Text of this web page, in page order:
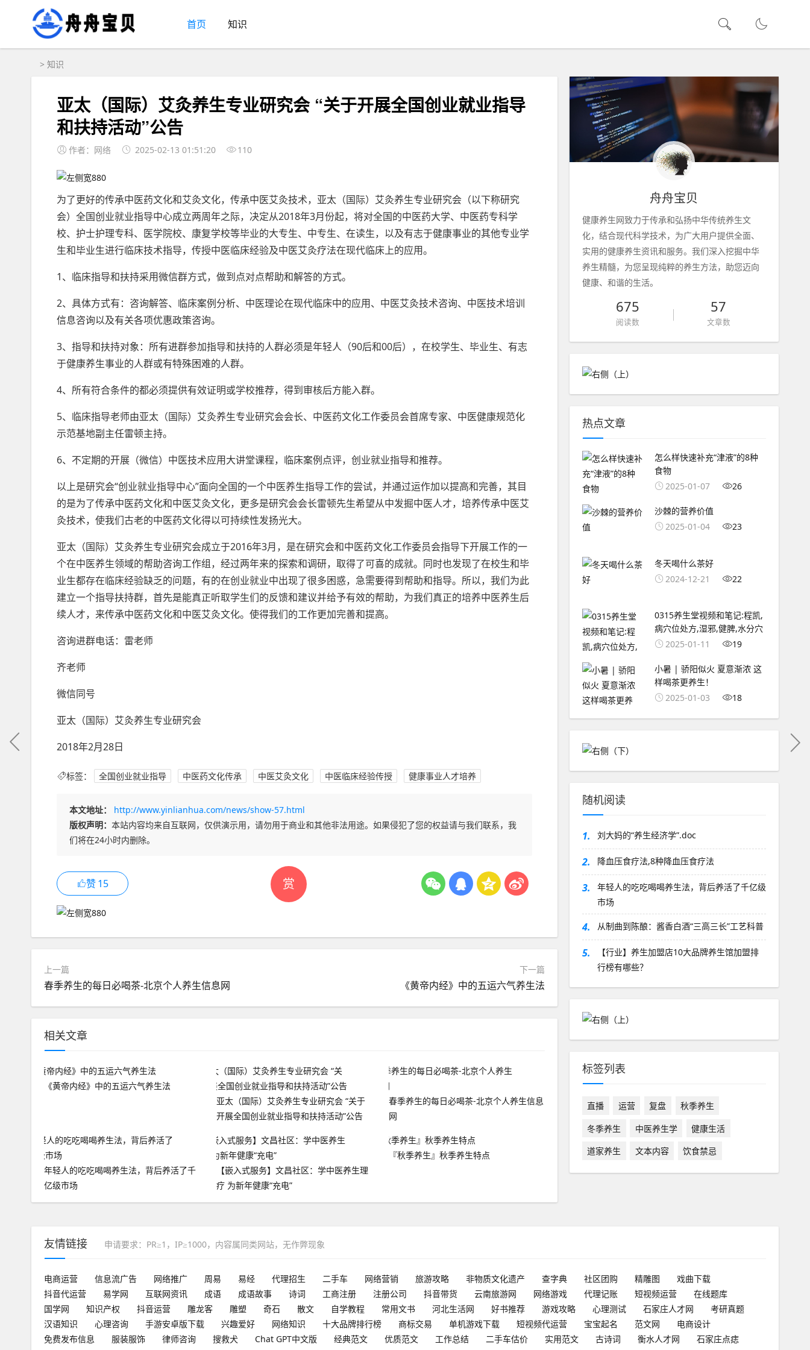
首页 知识
> 知识
亚太（国际）艾灸养生专业研究会 “关于开展全国创业就业指导
和扶持活动”公告
作者：网络 2025-02-13 01:51:20 110
为了更好的传承中医药文化和艾灸文化，传承中医艾灸技术，亚太（国际）艾灸养生专业研究会（以下称研究
会）全国创业就业指导中心成立两周年之际，决定从2018年3月份起，将对全国的中医药大学、中医药专科学
校、护士护理专科、医学院校、康复学校等毕业的大专生、中专生、在读生，以及有志于健康事业的其他专业学
生和毕业生进行临床技术指导，传授中医临床经验及中医艾灸疗法在现代临床上的应用。
1、临床指导和扶持采用微信群方式，做到点对点帮助和解答的方式。
2、具体方式有：咨询解答、临床案例分析、中医理论在现代临床中的应用、中医艾灸技术咨询、中医技术培训
信息咨询以及有关各项优惠政策咨询。
3、指导和扶持对象：所有进群参加指导和扶持的人群必须是年轻人（90后和00后），在校学生、毕业生、有志
于健康养生事业的人群或有特殊困难的人群。
4、所有符合条件的都必须提供有效证明或学校推荐，得到审核后方能入群。
5、临床指导老师由亚太（国际）艾灸养生专业研究会会长、中医药文化工作委员会首席专家、中医健康规范化
示范基地副主任雷顿主持。
6、不定期的开展（微信）中医技术应用大讲堂课程，临床案例点评，创业就业指导和推荐。
以上是研究会“创业就业指导中心”面向全国的一个中医养生指导工作的尝试，并通过运作加以提高和完善，其目
的是为了传承中医药文化和中医艾灸文化，更多是研究会会长雷顿先生希望从中发掘中医人才，培养传承中医艾
灸技术，使我们古老的中医药文化得以可持续性发扬光大。
亚太（国际）艾灸养生专业研究会成立于2016年3月，是在研究会和中医药文化工作委员会指导下开展工作的一
个在中医养生领域的帮助咨询工作组，经过两年来的探索和调研，取得了可喜的成就。同时也发现了在校生和毕
业生都存在临床经验缺乏的问题，有的在创业就业中出现了很多困惑，急需要得到帮助和指导。所以，我们为此
建立一个指导扶持群，首先是能真正听取学生们的反馈和建议并给予有效的帮助，为我们真正的培养中医养生后
续人才，来传承中医药文化和中医艾灸文化。使得我们的工作更加完善和提高。
咨询进群电话：雷老师
齐老师
微信同号
亚太（国际）艾灸养生专业研究会
2018年2月28日
标签： 全国创业就业指导 中医药文化传承 中医艾灸文化 中医临床经验传授 健康事业人才培养
赏
本文地址：
http://www.yinlianhua.com/news/show-57.html
版权声明： 本站内容均来自互联网，仅供演示用，请勿用于商业和其他非法用途。如果侵犯了您的权益请与我们联系，我
们将在24小时内删除。
赞15
上一篇
春季养生的每日必喝茶-北京个人养生信息网
下一篇
《黄帝内经》中的五运六气养生法
相关文章
《黄帝内经》中的五运六气养生法
亚太（国际）艾灸养生专业研究会 “关于
开展全国创业就业指导和扶持活动”公告
春季养生的每日必喝茶-北京个人养生信息
网
年轻人的吃吃喝喝养生法，背后养活了千
亿级市场
【嵌入式服务】文昌社区：学中医养生理
疗 为新年健康“充电”
『秋季养生』秋季养生特点
舟舟宝贝
健康养生网致力于传承和弘扬中华传统养生文
化，结合现代科学技术，为广大用户提供全面、
实用的健康养生资讯和服务。我们深入挖掘中华
养生精髓，为您呈现纯粹的养生方法，助您迈向
健康、和谐的生活。
675
阅读数
57
文章数
热点文章
怎么样快速补充“津液”的8种
食物
2025-01-07
26
沙棘的营养价值
2025-01-04
23
冬天喝什么茶好
2024-12-21
22
0315养生堂视频和笔记:程凯,
病穴位处方,湿邪,健脾,水分穴
2025-01-11
19
小暑 | 骄阳似火 夏意渐浓 这
样喝茶更养生！
2025-01-03
18
随机阅读
1. 刘大妈的“养生经济学”.doc
2. 降血压食疗法,8种降血压食疗法
3.
年轻人的吃吃喝喝养生法，背后养活了千亿级
市场
4. 从制曲到陈酿：酱香白酒“三高三长”工艺科普
5.
【行业】养生加盟店10大品牌养生馆加盟排
行榜有哪些？
标签列表
直播 运营 复盘
秋季养生
冬季养生
中医养生学
健康生活
道家养生
文本内容 饮食禁忌
友情链接 申请要求：PR≥1，IP≥1000，内容属同类网站，无作弊现象
电商运营 信息流广告 网络推广 周易 易经 代理招生 二手车 网络营销 旅游攻略 非物质文化遗产 查字典 社区团购 精雕图
戏曲下载
抖音代运营
易学网 互联网资讯 成语 成语故事 诗词 工商注册 注册公司 抖音带货 云南旅游网 网络游戏 代理记账 短视频运营
在线题库
国学网
知识产权 抖音运营 雕龙客 雕塑 奇石 散文 自学教程 常用文书 河北生活网 好书推荐 游戏攻略 心理测试 石家庄人才网
考研真题
汉语知识
心理咨询 手游安卓版下载 兴趣爱好 网络知识 十大品牌排行榜 商标交易 单机游戏下载 短视频代运营 宝宝起名 范文网
电商设计
免费发布信息
服装服饰 律师咨询 搜救犬 Chat GPT中文版 经典范文 优质范文 工作总结 二手车估价 实用范文 古诗词 衡水人才网
石家庄点痣